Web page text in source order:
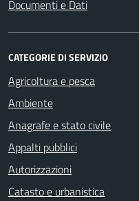
Documenti e Dati
CATEGORIE DI SERVIZIO
Agricoltura e pesca
Ambiente
Anagrafe e stato civile
Appalti pubblici
Autorizzazioni
Catasto e urbanistica